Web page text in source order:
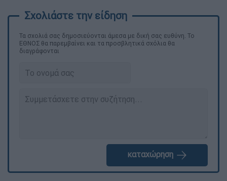
Τα σχολιά σας δημοσιεύονται άμεσα με δική σας ευθύνη. Το
ΕΘΝΟΣ θα παρεμβαίνει και τα προσβλητικά σχόλια θα
διαγράφονται
καταχώρηση